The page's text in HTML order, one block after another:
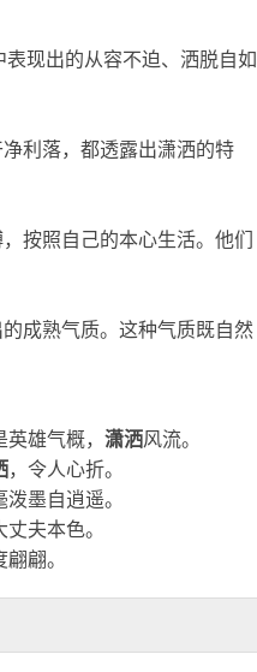
现出的从容不迫、洒脱自如
利落，都透露出潇洒的特
按照自己的本心生活。他们
成熟气质。这种气质既自然
雄气概， 潇洒风流。
，令人心折。
墨自逍遥。
夫本色。
翩。